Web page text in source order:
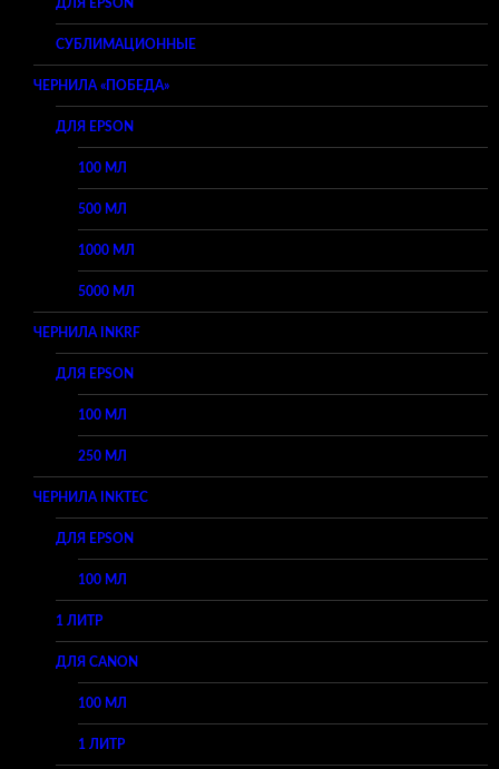
ДЛЯ EPSON
СУБЛИМАЦИОННЫЕ
ЧЕРНИЛА «ПОБЕДА»
ДЛЯ EPSON
100 МЛ
500 МЛ
1000 МЛ
5000 МЛ
ЧЕРНИЛА INKRF
ДЛЯ EPSON
100 МЛ
250 МЛ
ЧЕРНИЛА INKTEC
ДЛЯ EPSON
100 МЛ
1 ЛИТР
ДЛЯ CANON
100 МЛ
1 ЛИТР